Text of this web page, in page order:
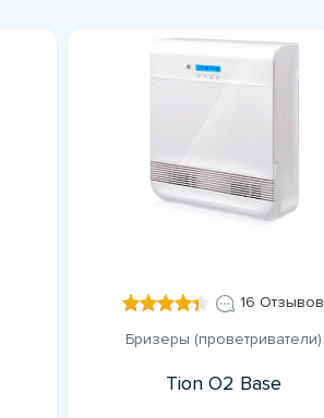
16 Отзывов
Бризеры (проветриватели)
Tion O2 Base